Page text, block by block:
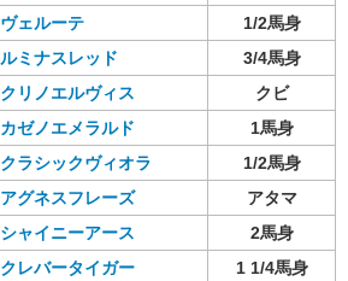
ヴェルーテ
1/2馬身
ルミナスレッド
3/4馬身
クリノエルヴィス
クビ
カゼノエメラルド
1馬身
クラシックヴィオラ
1/2馬身
アグネスフレーズ
アタマ
シャイニーアース
2馬身
クレバータイガー
1 1/4馬身